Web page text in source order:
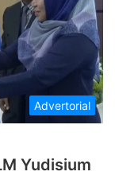
Advertorial
Yudisium